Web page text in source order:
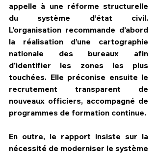
appelle à une réforme structurelle
du système d’état civil.
L’organisation recommande d’abord
la réalisation d’une cartographie
nationale des bureaux afin
d’identifier les zones les plus
touchées. Elle préconise ensuite le
recrutement transparent de
nouveaux officiers, accompagné de
programmes de formation continue.
En outre, le rapport insiste sur la
nécessité de moderniser le système